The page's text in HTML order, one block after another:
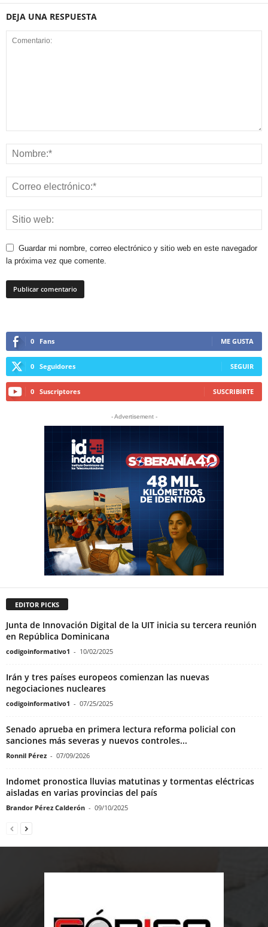
DEJA UNA RESPUESTA
Guardar mi nombre, correo electrónico y sitio web en este navegador
la próxima vez que comente.
0 Fans ME GUSTA
0 Seguidores SEGUIR
0 Suscriptores SUSCRIBIRTE
- Advertisement -
EDITOR PICKS
Junta de Innovación Digital de la UIT inicia su tercera reunión
en República Dominicana
codigoinformativo1 - 10/02/2025
Irán y tres países europeos comienzan las nuevas
negociaciones nucleares
codigoinformativo1 - 07/25/2025
Senado aprueba en primera lectura reforma policial con
sanciones más severas y nuevos controles...
Ronnil Pérez - 07/09/2026
Indomet pronostica lluvias matutinas y tormentas eléctricas
aisladas en varias provincias del país
Brandor Pérez Calderón - 09/10/2025